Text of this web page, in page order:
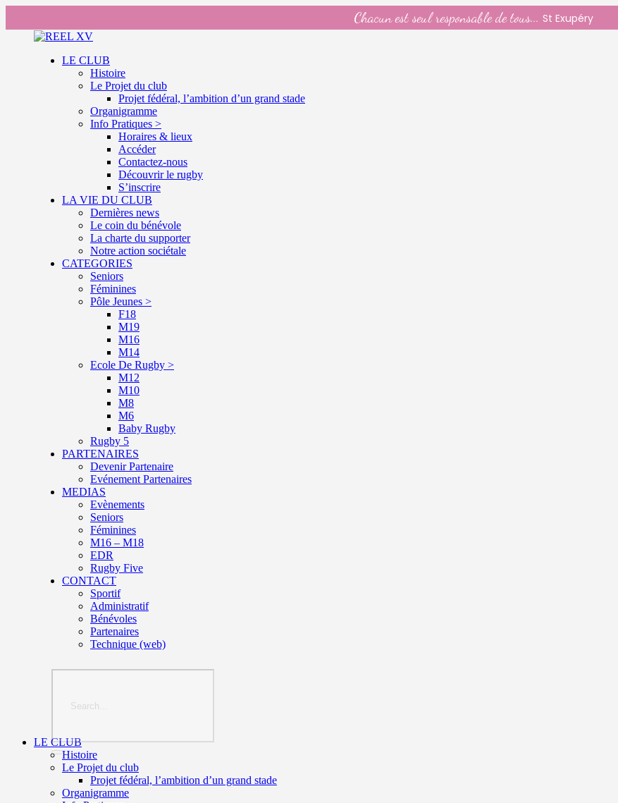
Chacun est seul responsable de tous... St Exupéry
LE CLUB
Histoire
Le Projet du club
Projet fédéral, l’ambition d’un grand stade
Organigramme
Info Pratiques >
Horaires & lieux
Accéder
Contactez-nous
Découvrir le rugby
S’inscrire
LA VIE DU CLUB
Dernières news
Le coin du bénévole
La charte du supporter
Notre action sociétale
CATEGORIES
Seniors
Féminines
Pôle Jeunes >
F18
M19
M16
M14
Ecole De Rugby >
M12
M10
M8
M6
Baby Rugby
Rugby 5
PARTENAIRES
Devenir Partenaire
Evénement Partenaires
MEDIAS
Evènements
Seniors
Féminines
M16 – M18
EDR
Rugby Five
CONTACT
Sportif
Administratif
Bénévoles
Partenaires
Technique (web)
LE CLUB
Histoire
Le Projet du club
Projet fédéral, l’ambition d’un grand stade
Organigramme